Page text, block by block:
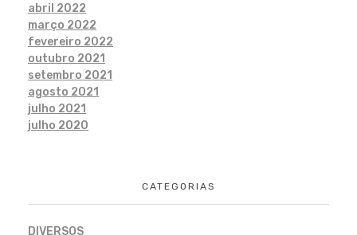
abril 2022
março 2022
fevereiro 2022
outubro 2021
setembro 2021
agosto 2021
julho 2021
julho 2020
CATEGORIAS
DIVERSOS